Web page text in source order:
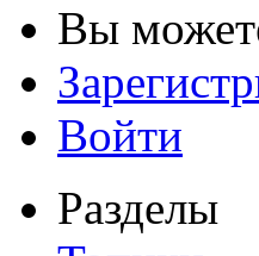
Вы
Войти
Разделы